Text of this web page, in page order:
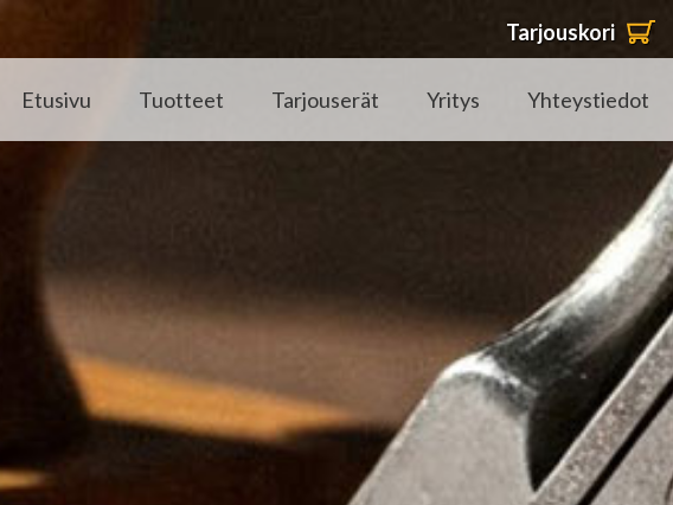
Tarjouskori
Etusivu Tuotteet Tarjouserät Yritys Yhteystiedot